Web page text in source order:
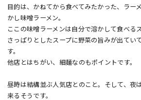
目的は、かねてから食べてみたかった、ラー
かし味噌ラーメン。
ここの味噌ラーメンは自分で溶かして食べる
さっぱりとしたスープに野菜の旨みが出てい
す。
他店とはちがい、細麺なのもポイントです。
昼時は結構並ぶ人気店とのこと。そして、夜
来るそうです。